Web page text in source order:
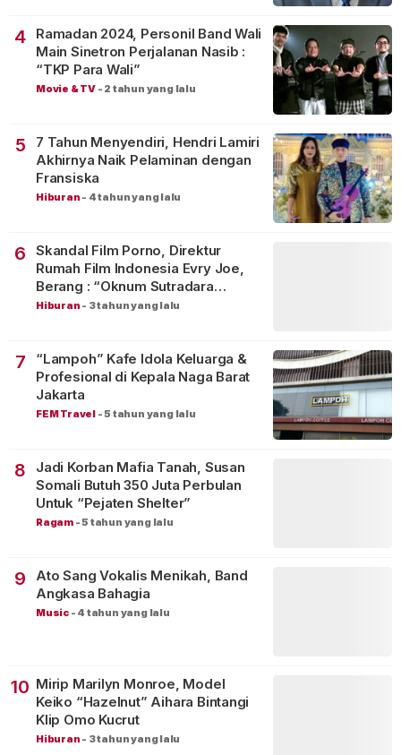
4
Ramadan 2024, Personil Band Wali
Main Sinetron Perjalanan Nasib :
“TKP Para Wali”
Movie & TV - 2 tahun yang lalu
5
7 Tahun Menyendiri, Hendri Lamiri
Akhirnya Naik Pelaminan dengan
Fransiska
Hiburan - 4 tahun yang lalu
6
Skandal Film Porno, Direktur
Rumah Film Indonesia Evry Joe,
Berang : “Oknum Sutradara
Merusak Perfilman Indonesia”!
Hiburan - 3 tahun yang lalu
7
“Lampoh” Kafe Idola Keluarga &
Profesional di Kepala Naga Barat
Jakarta
FEM Travel -5 tahun yang lalu
8
Jadi Korban Mafia Tanah, Susan
Somali Butuh 350 Juta Perbulan
Untuk “Pejaten Shelter”
Ragam -5 tahun yang lalu
9
Ato Sang Vokalis Menikah, Band
Angkasa Bahagia
Music - 4 tahun yang lalu
10 Mirip Marilyn Monroe, Model
Keiko “Hazelnut” Aihara Bintangi
Klip Omo Kucrut
Hiburan - 3 tahun yang lalu